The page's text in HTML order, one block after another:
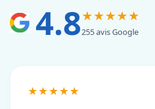
4.8★★★★★
255 avis Google
★★★★★